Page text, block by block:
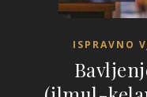
ISPRAVNO